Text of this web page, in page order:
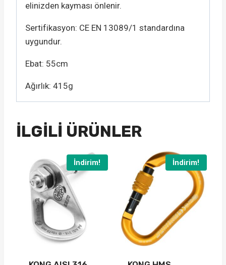
elinizden kayması önlenir.
Sertifikasyon: CE EN 13089/1 standardına
uygundur.
Ebat: 55cm
Ağırlık: 415g
İLGILI ÜRÜNLER
İndirim! İndirim!